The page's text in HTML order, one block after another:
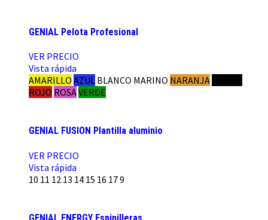
GENIAL Pelota Profesional
VER PRECIO
Vista rápida
AMARILLO AZUL BLANCO MARINO NARANJA
ROJO ROSAVERDE
GENIAL FUSION Plantilla aluminio
VER PRECIO
Vista rápida
10 11 12 13 14 15 16 179